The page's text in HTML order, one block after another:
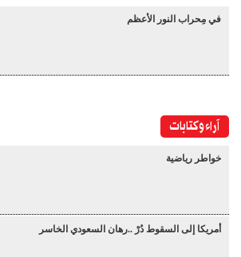
في مِحراب النور الأعظم
آراء وكتابات
خواطر رياضية
أمريكا إلى السقوط دُرْ ..رهان السعودي الخاسر